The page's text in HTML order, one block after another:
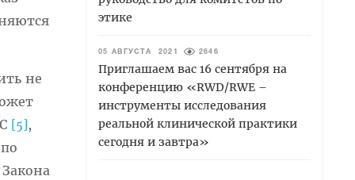
не
[5] ,
Закона
этике
05 АВГУСТА 2021 2646
Приглашаем вас 16 сентября на
конференцию «RWD/RWE –
инструменты исследования
реальной клинической практики
сегодня и завтра»